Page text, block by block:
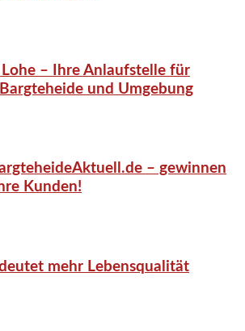
– Ihre Anlaufstelle für
und Umgebung
– gewinnen
Kunden!
mehr Lebensqualität